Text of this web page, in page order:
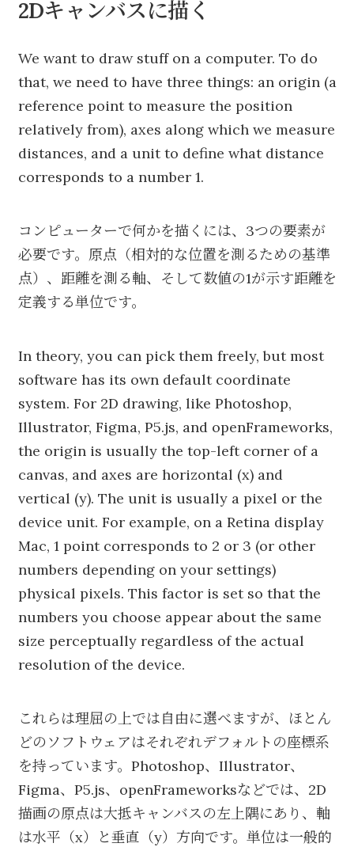
2Dキャンバスに描く
We want to draw stuff on a computer. To do
that, we need to have three things: an origin (a
reference point to measure the position
relatively from), axes along which we measure
distances, and a unit to define what distance
corresponds to a number 1.
コンピューターで何かを描くには、3つの要素が
必要です。原点（相対的な位置を測るための基準
点）、距離を測る軸、そして数値の1が示す距離を
定義する単位です。
In theory, you can pick them freely, but most
software has its own default coordinate
system. For 2D drawing, like Photoshop,
Illustrator, Figma, P5.js, and openFrameworks,
the origin is usually the top-left corner of a
canvas, and axes are horizontal (x) and
vertical (y). The unit is usually a pixel or the
device unit. For example, on a Retina display
Mac, 1 point corresponds to 2 or 3 (or other
numbers depending on your settings)
physical pixels. This factor is set so that the
numbers you choose appear about the same
size perceptually regardless of the actual
resolution of the device.
これらは理屈の上では自由に選べますが、ほとん
どのソフトウェアはそれぞれデフォルトの座標系
を持っています。Photoshop、Illustrator、
Figma、P5.js、openFrameworksなどでは、2D
描画の原点は大抵キャンバスの左上隅にあり、軸
は水平（x）と垂直（y）方向です。単位は一般的